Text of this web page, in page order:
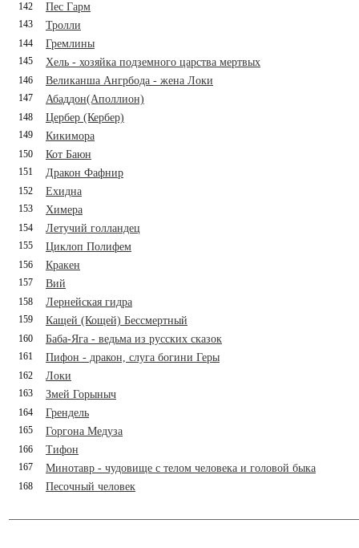
142 Пес Гарм
143 Тролли
144 Гремлины
145 Хель - хозяйка подземного царства мертвых
146 Великанша Ангрбода - жена Локи
147 Абаддон(Аполлион)
148 Цербер (Кербер)
149 Кикимора
150 Кот Баюн
151 Дракон Фафнир
152 Ехидна
153 Химера
154 Летучий голландец
155 Циклоп Полифем
156 Кракен
157 Вий
158 Лернейская гидра
159 Кащей (Кощей) Бессмертный
160 Баба-Яга - ведьма из русских сказок
161 Пифон - дракон, слуга богини Геры
162 Локи
163 Змей Горыныч
164 Грендель
165 Горгона Медуза
166 Тифон
167 Минотавр - чудовище с телом человека и головой быка
168 Песочный человек